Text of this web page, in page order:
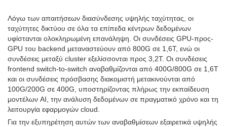
Λόγω των απαιτήσεων διασύνδεσης υψηλής ταχύτητας, οι
ταχύτητες δικτύου σε όλα τα επίπεδα κέντρων δεδομένων
υφίστανται ολοκληρωμένη επανάληψη. Οι συνδέσεις GPU-προς-
GPU του backend μεταναστεύουν από 800G σε 1,6T, ενώ οι
συνδέσεις μεταξύ cluster εξελίσσονται προς 3,2T. Οι συνδέσεις
frontend switch-to-switch αναβαθμίζονται από 400G/800G σε 1,6T
και οι συνδέσεις πρόσβασης διακομιστή μετακινούνται από
100G/200G σε 400G, υποστηρίζοντας πλήρως την εκπαίδευση
μοντέλων AI, την ανάλυση δεδομένων σε πραγματικό χρόνο και τη
λειτουργία εφαρμογών cloud.
Για την εξυπηρέτηση αυτών των αναβαθμίσεων εξαιρετικά υψηλής